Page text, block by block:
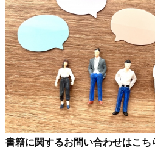
書籍に関するお問い合わせはこち